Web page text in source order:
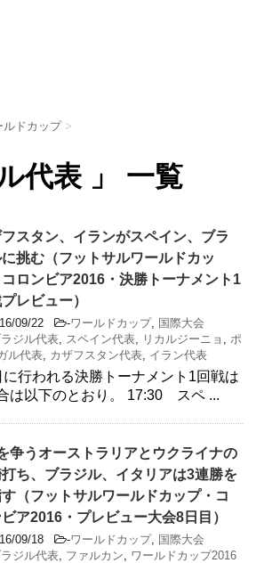
ルドカップ >
代表 」 一覧
フスタン、イランがスペイン、ブラ
挑む（フットサルワールドカッ
ロンビア2016・決勝トーナメント1
レビュー）
09/22 -ワールドカップ, 国際大会
ジル代表
スペイン代表 リカルジーニョ
ポ
ル代表
カザフスタン代表 イラン代表
に行われる決勝トーナメント1回戦は
は以下のとおり。 17:30 スペ ...
争うオーストラリアとウクライナの
ち、ブラジル、イタリアは3連勝を
す（フットサルワールドカップ・コ
ビア2016・プレビュー大会8日目）
09/18 -ワールドカップ, 国際大会
ジル代表
ファルカン
ワールドカップ2016